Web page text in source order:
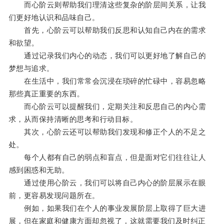
而心阶云则帮助我们理清这些复杂的阶层间关系，让我
们更好地认识和品味自己。
首先，心阶云可以帮助我们反思和认知自己内在的需求
和欲望。
通过记录我们内心的动态，我们可以更好地了解自己的
梦想与追求。
在生活中，我们常常会沉浸在琐碎的忙碌中，容易忽略
那些真正重要的东西。
而心阶云可以提醒我们，定期关注和反思自己的内心需
求，从而保持清晰的思考和行动目标。
其次，心阶云还可以帮助我们发现和修正个人的不足之
处。
每个人都有自己的弱点和盲点，但是面对它们往往让人
感到困惑和无助。
通过使用心阶云，我们可以将自己内心的阶层展示在眼
前，更容易发现问题所在。
例如，如果我们在个人的事业发展阶层上取得了巨大进
展，但在家庭和健康方面却忽视了，这就需要我们及时纠正